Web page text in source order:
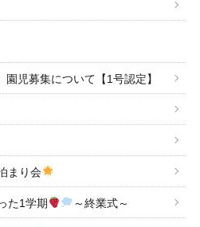
児募集について【1号認定】
まり会
た1学期 ～終業式～